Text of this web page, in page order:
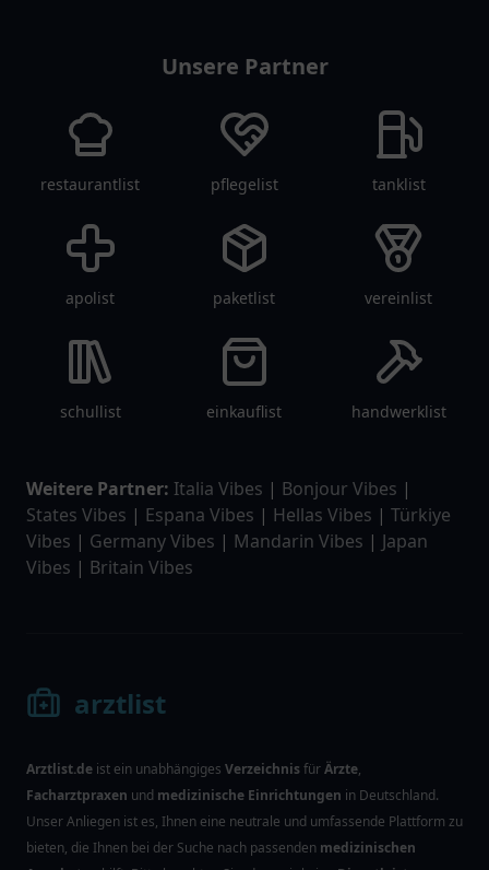
Unsere Partner
restaurantlist pflegelist tanklist
apolist paketlist vereinlist
schullist einkauflist handwerklist
Weitere Partner: Italia Vibes | Bonjour Vibes |
States Vibes | Espana Vibes | Hellas Vibes | Türkiye
Vibes | Germany Vibes | Mandarin Vibes | Japan
Vibes | Britain Vibes
arztlist
Arztlist.de ist ein unabhängiges VerzeichnisfürÄrzte,
Facharztpraxen und medizinische Einrichtungen in Deutschland.
Unser Anliegen ist es, Ihnen eine neutrale und umfassende Plattform zu
bieten, die Ihnen bei der Suche nach passenden medizinischen